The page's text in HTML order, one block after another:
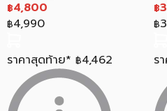
฿4,800
฿4,990
ราคาสุดท้าย* ฿4,462
฿
฿
ร